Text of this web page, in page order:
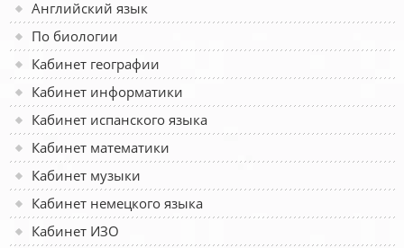
Английский язык
По биологии
Кабинет географии
Кабинет информатики
Кабинет испанского языка
Кабинет математики
Кабинет музыки
Кабинет немецкого языка
Кабинет ИЗО